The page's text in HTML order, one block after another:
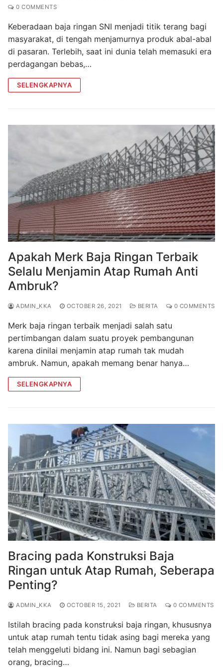
0 COMMENTS
Keberadaan baja ringan SNI menjadi titik terang bagi
masyarakat, di tengah menjamurnya produk abal-abal
di pasaran. Terlebih, saat ini dunia telah memasuki era
perdagangan bebas,…
SELENGKAPNYA
Apakah Merk Baja Ringan Terbaik
Selalu Menjamin Atap Rumah Anti
Ambruk?
ADMIN_KKA OCTOBER 26, 2021 BERITA 0 COMMENTS
Merk baja ringan terbaik menjadi salah satu
pertimbangan dalam suatu proyek pembangunan
karena dinilai menjamin atap rumah tak mudah
ambruk. Namun, apakah memang benar hanya…
SELENGKAPNYA
Bracing pada Konstruksi Baja
Ringan untuk Atap Rumah, Seberapa
Penting?
ADMIN_KKA OCTOBER 15, 2021 BERITA 0 COMMENTS
Istilah bracing pada konstruksi baja ringan, khususnya
untuk atap rumah tentu tidak asing bagi mereka yang
telah menggeluti bidang ini. Namun bagi sebagian
orang, bracing…